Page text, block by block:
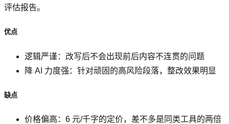
评估报告。
优点
逻辑严谨：改写后不会出现前后内容不连贯的问题
降 AI 力度强：针对顽固的高风险段落，整改效果明显
缺点
价格偏高：6 元/千字的定价，差不多是同类工具的两倍